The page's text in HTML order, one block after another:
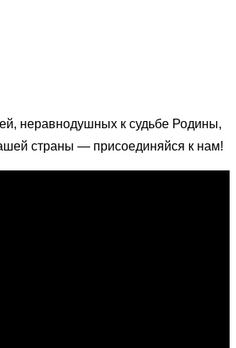
неравнодушных к судьбе Родины,
страны — присоединяйся к нам!